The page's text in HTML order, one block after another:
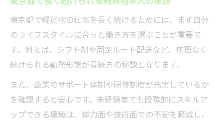
東京都で軽貨物の仕事を長く続けるためには、まず自分
のライフスタイルに合った働き方を選ぶことが重要で
す。例えば、シフト制や固定ルート配送など、無理なく
続けられる勤務形態が長続きの秘訣となります。
また、企業のサポート体制や研修制度が充実しているか
を確認すると安心です。未経験者でも段階的にスキルア
ップできる環境は、体力面や技術面での不安を軽減し、